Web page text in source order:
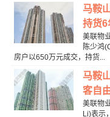
马鞍
持货6
美联物
陈少鸿
房户以650万元成交，持货...
马鞍
客自
美联物
Li)表示